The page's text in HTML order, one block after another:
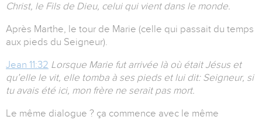
Christ, le Fils de Dieu, celui qui vient dans le monde.
Après Marthe, le tour de Marie (celle qui passait du temps
aux pieds du Seigneur).
Jean 11:32 Lorsque Marie fut arrivée là où était Jésus et
qu’elle le vit, elle tomba à ses pieds et lui dit: Seigneur, si
tu avais été ici, mon frère ne serait pas mort.
Le même dialogue ? ça commence avec le même